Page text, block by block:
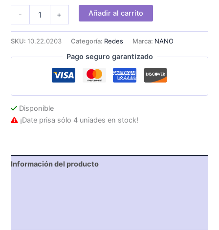
-
C13/H
Negro
+ Añadir al carrito
SKU:10.22.0203 Categoría: Redes Marca: NANO
Pago seguro garantizado
Disponible
¡Date prisa sólo 4 uniades en stock!
Información del producto